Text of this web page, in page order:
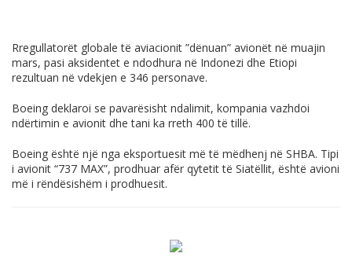
Rregullatorët globale të aviacionit ”dënuan” avionët në muajin
mars, pasi aksidentet e ndodhura në Indonezi dhe Etiopi
rezultuan në vdekjen e 346 personave.
Boeing deklaroi se pavarësisht ndalimit, kompania vazhdoi
ndërtimin e avionit dhe tani ka rreth 400 të tillë.
Boeing është një nga eksportuesit më të mëdhenj në SHBA. Tipi
i avionit “737 MAX”, prodhuar afër qytetit të Siatëllit, është avioni
më i rëndësishëm i prodhuesit.